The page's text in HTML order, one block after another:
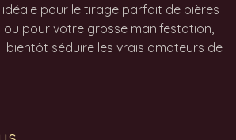
pour le tirage parfait de bières
ou pour votre grosse manifestation,
bientôt séduire les vrais amateurs de